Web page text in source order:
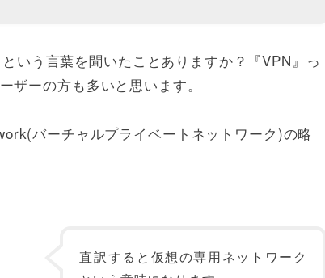
いう言葉を聞いたことありますか？『VPN』っ
ザーの方も多いと思います。
バーチャルプライベートネットワーク)の略
直訳すると仮想の専用ネットワーク